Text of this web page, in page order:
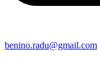
benino.radu@gmail.com